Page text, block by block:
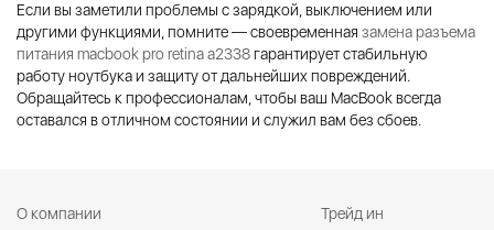
Если вы заметили проблемы с зарядкой, выключением или
другими функциями, помните — своевременная замена разъема
питания macbook pro retina a2338гарантирует стабильную
работу ноутбука и защиту от дальнейших повреждений.
Обращайтесь к профессионалам, чтобы ваш MacBook всегда
оставался в отличном состоянии и служил вам без сбоев.
О компании
Трейд ин